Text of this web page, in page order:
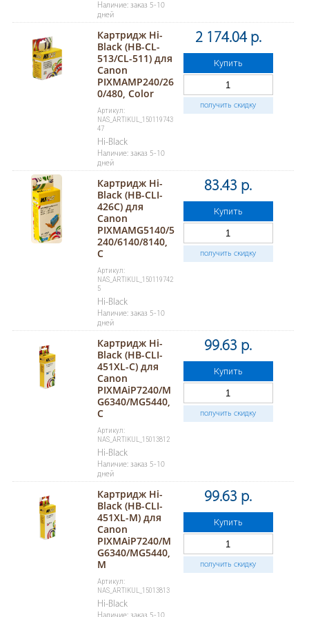
Наличие: заказ 5-10
дней
Картридж Hi-
Black (HB-CL-
513/CL-511) для
Canon
PIXMAMP240/26
0/480, Color
Артикул:
NAS_ARTIKUL_150119743
47
Hi-Black
Наличие: заказ 5-10
дней
2 174.04 р.
Купить
получить скидку
Картридж Hi-
Black (HB-CLI-
426C) для
Canon
PIXMAMG5140/5
240/6140/8140,
C
Артикул:
NAS_ARTIKUL_150119742
5
Hi-Black
Наличие: заказ 5-10
дней
83.43 р.
Купить
получить скидку
Картридж Hi-
Black (HB-CLI-
451XL-C) для
Canon
PIXMAiP7240/M
G6340/MG5440,
C
Артикул:
NAS_ARTIKUL_15013812
Hi-Black
Наличие: заказ 5-10
дней
99.63 р.
Купить
получить скидку
Картридж Hi-
Black (HB-CLI-
451XL-M) для
Canon
PIXMAiP7240/M
G6340/MG5440,
M
Артикул:
NAS_ARTIKUL_15013813
Hi-Black
99.63 р.
Купить
получить скидку